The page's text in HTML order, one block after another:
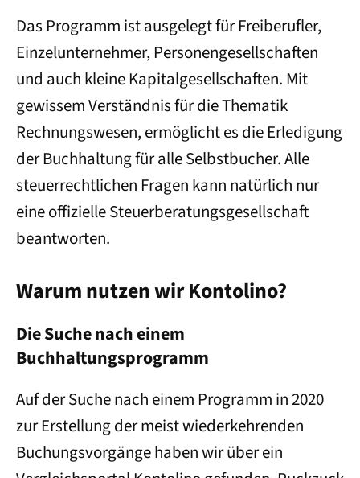
Das Programm ist ausgelegt für Freiberufler,
Einzelunternehmer, Personengesellschaften
und auch kleine Kapitalgesellschaften. Mit
gewissem Verständnis für die Thematik
Rechnungswesen, ermöglicht es die Erledigung
der Buchhaltung für alle Selbstbucher. Alle
steuerrechtlichen Fragen kann natürlich nur
eine offizielle Steuerberatungsgesellschaft
beantworten.
Warum nutzen wir Kontolino?
Die Suche nach einem
Buchhaltungsprogramm
Auf der Suche nach einem Programm in 2020
zur Erstellung der meist wiederkehrenden
Buchungsvorgänge haben wir über ein